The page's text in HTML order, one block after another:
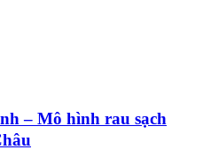
– Mô hình rau sạch